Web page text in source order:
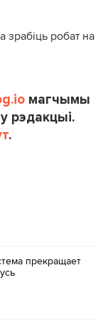
зрабіць робат на
магчымы
рэдакцыі.
.
прекращает